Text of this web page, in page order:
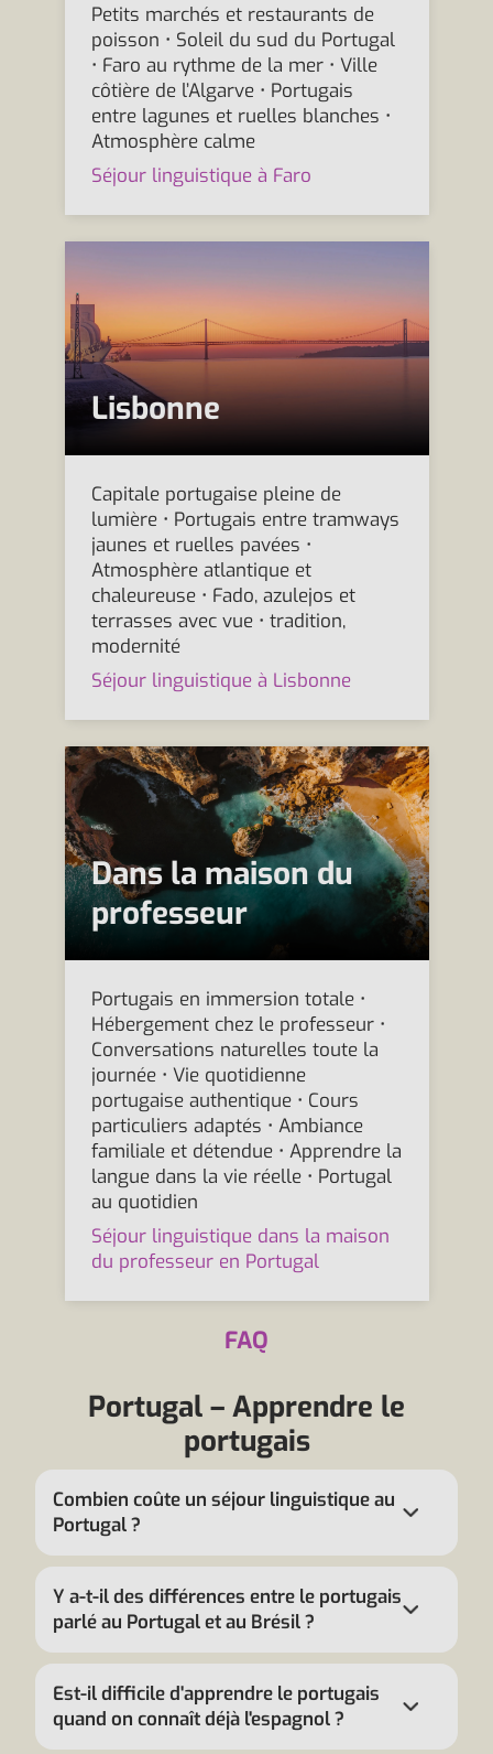
Petits marchés et restaurants de
poisson • Soleil du sud du Portugal
• Faro au rythme de la mer • Ville
côtière de l’Algarve • Portugais
entre lagunes et ruelles blanches •
Atmosphère calme
Séjour linguistique à Faro
Lisbonne
Capitale portugaise pleine de
lumière • Portugais entre tramways
jaunes et ruelles pavées •
Atmosphère atlantique et
chaleureuse • Fado, azulejos et
terrasses avec vue • tradition,
modernité
Séjour linguistique à Lisbonne
Dans la maison du
professeur
Portugais en immersion totale •
Hébergement chez le professeur •
Conversations naturelles toute la
journée • Vie quotidienne
portugaise authentique • Cours
particuliers adaptés • Ambiance
familiale et détendue • Apprendre la
langue dans la vie réelle • Portugal
au quotidien
Séjour linguistique dans la maison
du professeur en Portugal
FAQ
Portugal – Apprendre le
portugais
Combien coûte un séjour linguistique au
Portugal ?
Y a-t-il des différences entre le portugais
parlé au Portugal et au Brésil ?
Est-il difficile d'apprendre le portugais
quand on connaît déjà l'espagnol ?